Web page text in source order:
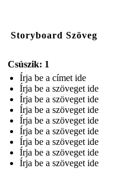
Storyboard Szöveg
Csúszik: 1
Írja be a címet ide
Írja be a szöveget ide
Írja be a szöveget ide
Írja be a szöveget ide
Írja be a szöveget ide
Írja be a szöveget ide
Írja be a szöveget ide
Írja be a szöveget ide
Írja be a szöveget ide